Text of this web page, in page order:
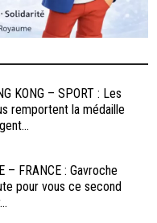
KONG – SPORT : Les
remportent la médaille
– FRANCE : Gavroche
pour vous ce second